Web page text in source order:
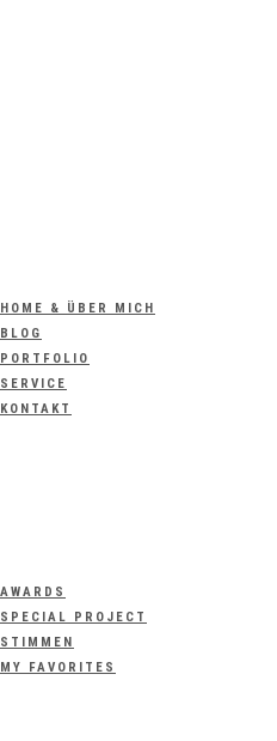
HOME & ÜBER MICH
BLOG
PORTFOLIO
SERVICE
KONTAKT
AWARDS
SPECIAL PROJECT
STIMMEN
MY FAVORITES